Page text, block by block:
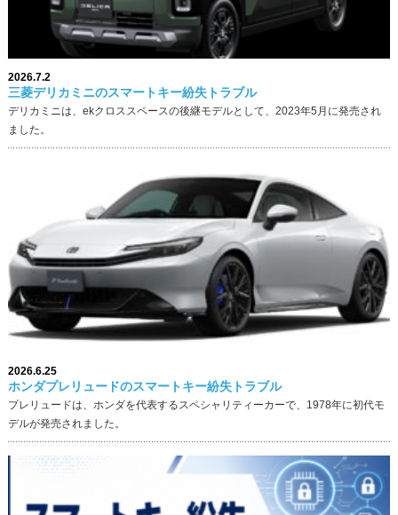
2026.7.2
三菱デリカミニのスマートキー紛失トラブル
デリカミニは、ekクロススペースの後継モデルとして、2023年5月に発売され
ました。
2026.6.25
ホンダプレリュードのスマートキー紛失トラブル
プレリュードは、ホンダを代表するスペシャリティーカーで、1978年に初代モ
デルが発売されました。